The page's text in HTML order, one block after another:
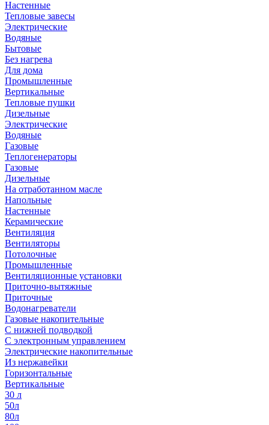
Настенные
Тепловые завесы
Электрические
Водяные
Бытовые
Без нагрева
Для дома
Промышленные
Вертикальные
Тепловые пушки
Дизельные
Электрические
Водяные
Газовые
Теплогенераторы
Газовые
Дизельные
На отработанном масле
Напольные
Настенные
Керамические
Вентиляция
Вентиляторы
Потолочные
Промышленные
Вентиляционные установки
Приточно-вытяжные
Приточные
Водонагреватели
Газовые накопительные
С нижней подводкой
С электронным управлением
Электрические накопительные
Из нержавейки
Горизонтальные
Вертикальные
30 л
50л
80л